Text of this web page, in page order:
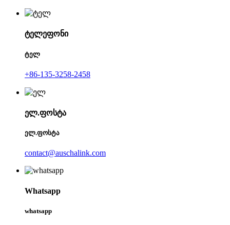
ტელეფონი
ტელ
+86-135-3258-2458
ელ.ფოსტა
ელ.ფოსტა
contact@auschalink.com
Whatsapp
whatsapp